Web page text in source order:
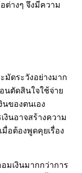
ต่างๆ จึงมีความ
มัดระวังอย่างมาก
นตัดสินใจใช้จ่าย
ของตนเอง
งินอาจสร้างความ
อต้องพูดคุยเรื่อง
อมเงินมากกว่าการ